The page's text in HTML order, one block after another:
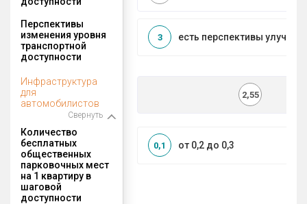
Перспективы
изменения уровня
транспортной
доступности
есть перспективы
3
Инфраструктура
для
автомобилистов
Свернуть
2,55
Количество
бесплатных
общественных
парковочных мест
на 1 квартиру в
шаговой
доступности
от 0,2 до 0,3
0,1